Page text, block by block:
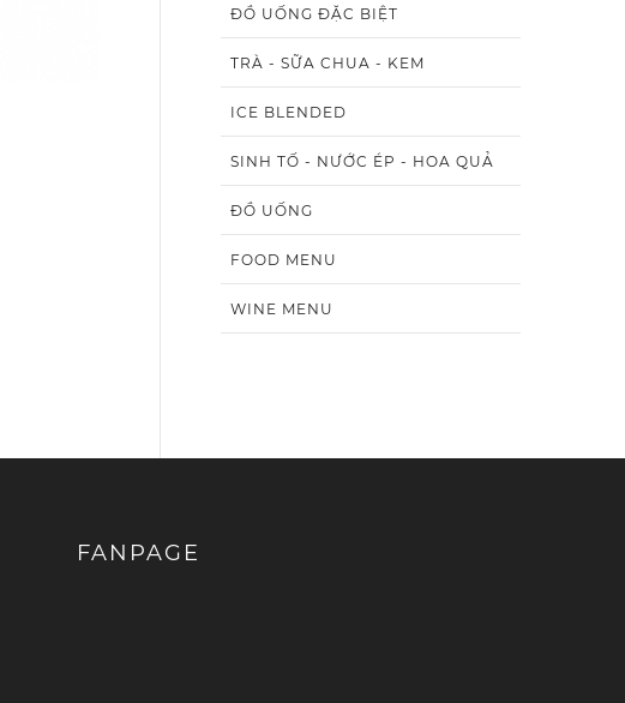
ĐỒ UỐNG ĐẶC BIỆT
TRÀ - SỮA CHUA - KEM
ICE BLENDED
SINH TỐ - NƯỚC ÉP - HOA QUẢ
ĐỒ UỐNG
FOOD MENU
WINE MENU
FANPAGE